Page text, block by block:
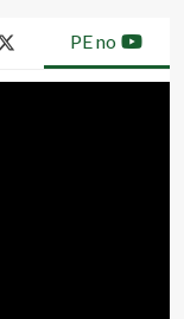
PE no